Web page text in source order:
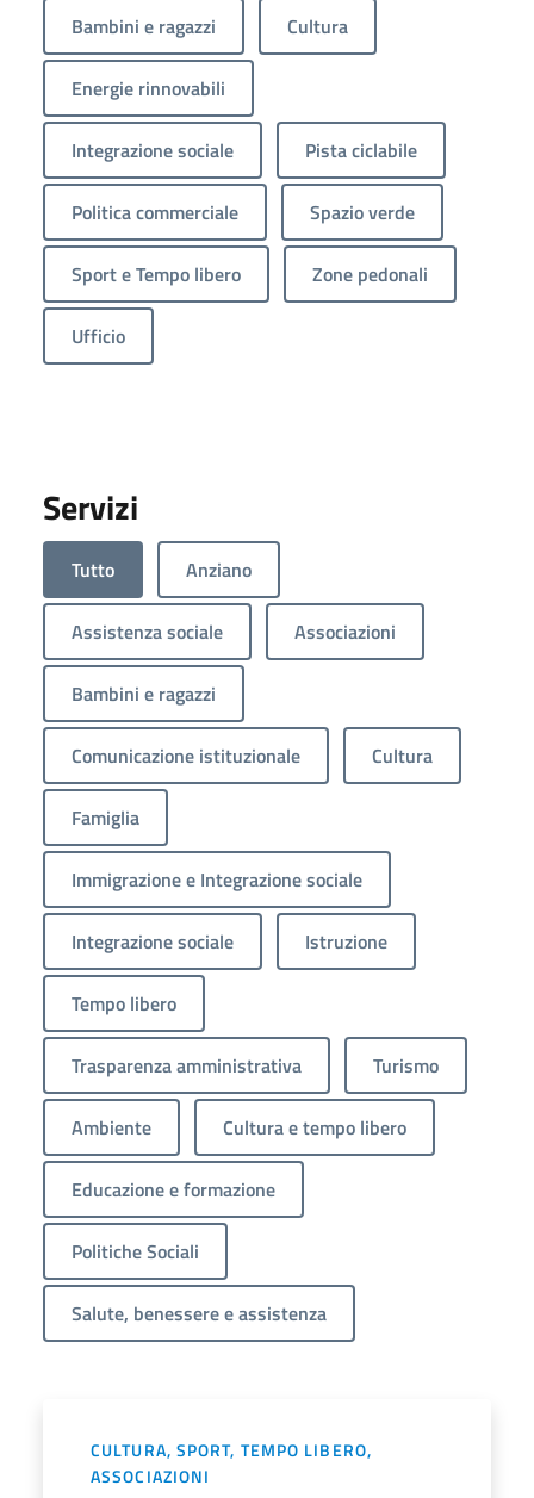
Bambini e ragazzi Cultura
Energie rinnovabili
Integrazione sociale Pista ciclabile
Politica commerciale Spazio verde
Sport e Tempo libero Zone pedonali
Ufficio
Servizi
Tutto Anziano
Assistenza sociale Associazioni
Bambini e ragazzi
Comunicazione istituzionale Cultura
Famiglia
Immigrazione e Integrazione sociale
Integrazione sociale Istruzione
Tempo libero
Trasparenza amministrativa Turismo
Ambiente Cultura e tempo libero
Educazione e formazione
Politiche Sociali
Salute, benessere e assistenza
CULTURA, SPORT, TEMPO LIBERO,
ASSOCIAZIONI